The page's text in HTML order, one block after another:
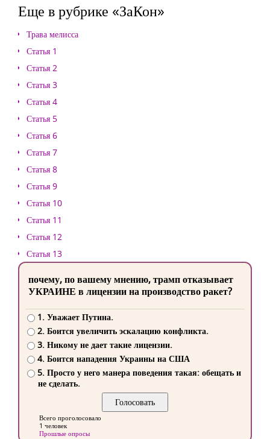
Еще в рубрике «ЗаКон»
Трава мелисса
Статья 1
Статья 2
Статья 3
Статья 4
Статья 5
Статья 6
Статья 7
Статья 8
Статья 9
Статья 10
Статья 11
Статья 12
Статья 13
почему, по вашему мнению, трамп отказывает
УКРАИНЕ в лицензии на производство ракет?
1. Уважает Путина.
2. Боится увеличить эскалацию конфликта.
3. Никому не дает такие лицензии.
4. Боится нападения Украины на США
5. Просто у него манера поведения такая: обещать и
не сделать.
Всего проголосовало
1 человек
Прошлые опросы